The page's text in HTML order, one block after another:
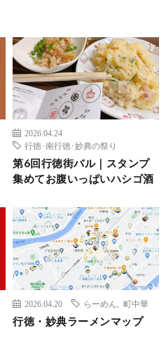
2026.04.24
行徳･南行徳･妙典の祭り
第6回行徳街バル｜スタンプ
集めてお腹いっぱいハシゴ酒
2026.04.20 らーめん 町中華
行徳・妙典ラーメンマップ